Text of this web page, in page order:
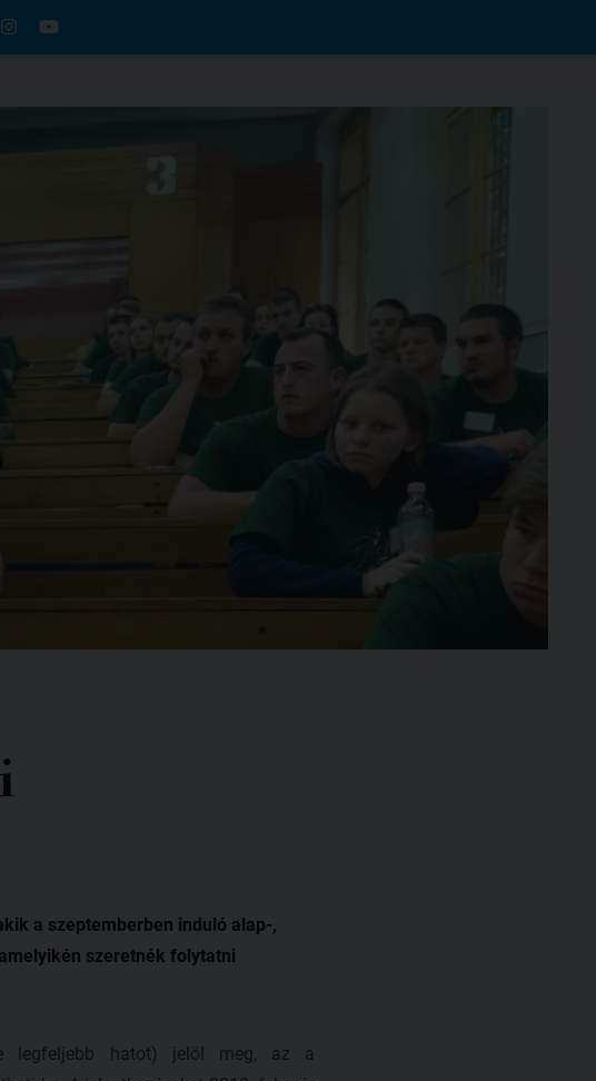
a szeptemberben induló alap-,
szeretnék folytatni
legfeljebb hatot) jelöl meg, az a